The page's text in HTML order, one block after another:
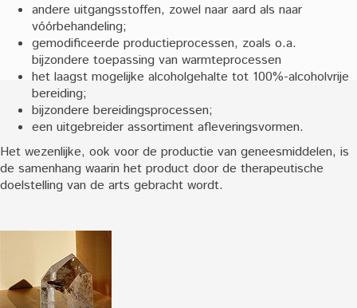
andere uitgangsstoffen, zowel naar aard als naar
vóórbehandeling;
gemodificeerde productieprocessen, zoals o.a.
bijzondere toepassing van warmteprocessen
het laagst mogelijke alcoholgehalte tot 100%-alcoholvrije
bereiding;
bijzondere bereidingsprocessen;
een uitgebreider assortiment afleveringsvormen.
Het wezenlijke, ook voor de productie van geneesmiddelen, is
de samenhang waarin het product door de therapeutische
doelstelling van de arts gebracht wordt.